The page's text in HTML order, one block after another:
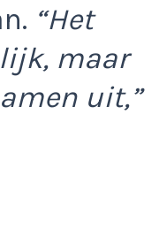
“Het
maar
uit,”